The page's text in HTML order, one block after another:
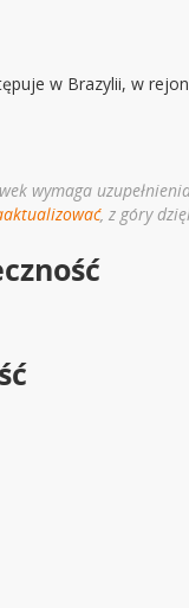
w Brazylii, w
wymaga
, z góry